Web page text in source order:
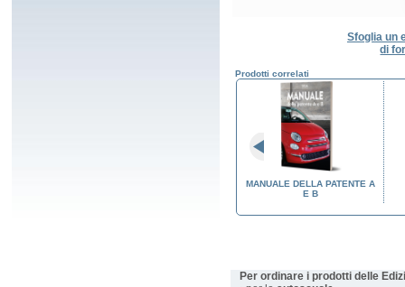
Sfoglia un
di
Prodotti correlati
MANUALE DELLA PATENTE A
E B
Per ordinare i prodotti delle